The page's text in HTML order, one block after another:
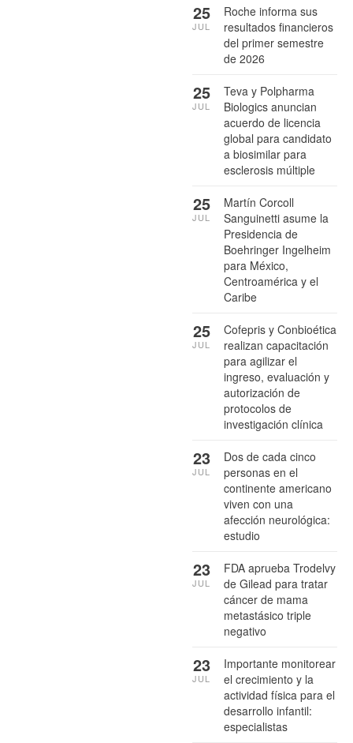
Roche informa sus
resultados financieros
del primer semestre
de 2026
25
JUL
Teva y Polpharma
Biologics anuncian
acuerdo de licencia
global para candidato
a biosimilar para
esclerosis múltiple
25
JUL
Martín Corcoll
Sanguinetti asume la
Presidencia de
Boehringer Ingelheim
para México,
Centroamérica y el
Caribe
25
JUL
Cofepris y Conbioética
realizan capacitación
para agilizar el
ingreso, evaluación y
autorización de
protocolos de
investigación clínica
25
JUL
Dos de cada cinco
personas en el
continente americano
viven con una
afección neurológica:
estudio
23
JUL
FDA aprueba Trodelvy
de Gilead para tratar
cáncer de mama
metastásico triple
negativo
23
JUL
Importante monitorear
el crecimiento y la
actividad física para el
desarrollo infantil:
especialistas
23
JUL